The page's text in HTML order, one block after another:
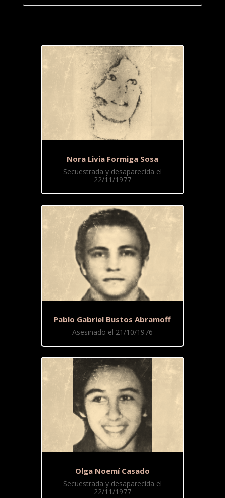
Nora Livia Formiga Sosa
Secuestrada y desaparecida el
22/11/1977
Pablo Gabriel Bustos Abramoff
Asesinado el 21/10/1976
Olga Noemí Casado
Secuestrada y desaparecida el
22/11/1977